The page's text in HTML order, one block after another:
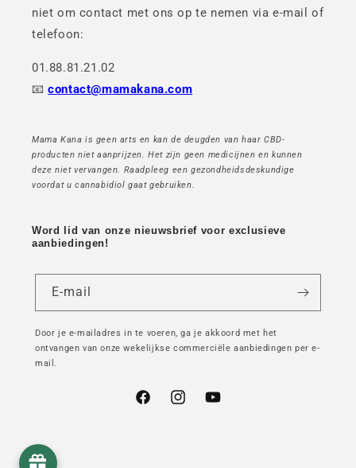
niet om contact met ons op te nemen via e-mail of
telefoon:
01.88.81.21.02
📧contact@mamakana.com
Mama Kana is geen arts en kan de deugden van haar CBD-
producten niet aanprijzen. Het zijn geen medicijnen en kunnen
deze niet vervangen. Raadpleeg een gezondheidsdeskundige
voordat u cannabidiol gaat gebruiken.
Word lid van onze nieuwsbrief voor exclusieve
aanbiedingen!
E-mail
Door je e-mailadres in te voeren, ga je akkoord met het
ontvangen van onze wekelijkse commerciële aanbiedingen per e-
mail.
FacebookInstagramYouTube